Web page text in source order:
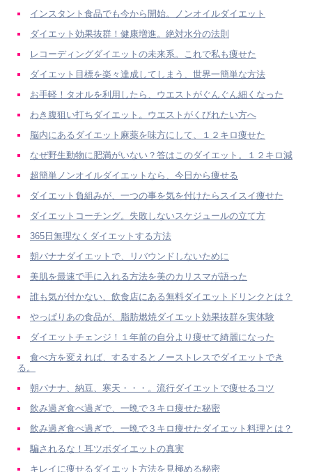
インスタント食品でも今から開始。ノンオイルダイエット
ダイエット効果抜群！健康増進。絶対水分の法則
レコーディングダイエットの未来系。これで私も痩せた
ダイエット目標を楽々達成してしまう、世界一簡単な方法
お手軽！タオルを利用したら、ウエストがぐんぐん細くなった
わき腹狙い打ちダイエット。ウエストがくびれたい方へ
脳内にあるダイエット麻薬を味方にして、１２キロ痩せた
なぜ野生動物に肥満がいない？答はこのダイエット。１２キロ減
超簡単ノンオイルダイエットなら、今日から痩せる
ダイエット負組みが、一つの事を気を付けたらスイスイ痩せた
ダイエットコーチング。失敗しないスケジュールの立て方
365日無理なくダイエットする方法
朝バナナダイエットで、リバウンドしないために
美肌を最速で手に入れる方法を美のカリスマが語った
誰も気が付かない、飲食店にある無料ダイエットドリンクとは？
やっぱりあの食品が、脂肪燃焼ダイエット効果抜群を実体験
ダイエットチェンジ！１年前の自分より痩せて綺麗になった
食べ方を変えれば、するするとノーストレスでダイエットでき
る。
朝バナナ、納豆、寒天・・・。流行ダイエットで痩せるコツ
飲み過ぎ食べ過ぎで、一晩で３キロ痩せた秘密
飲み過ぎ食べ過ぎで、一晩で３キロ痩せたダイエット料理とは？
騙されるな！耳ツボダイエットの真実
キレイに痩せるダイエット方法を見極める秘密